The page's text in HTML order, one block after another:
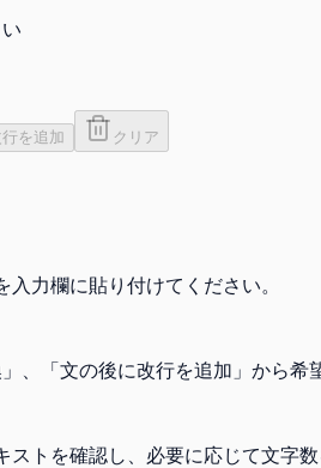
を追加 クリア
力欄に貼り付けてください。
、「文の後に改行を追加」から希
ストを確認し、必要に応じて文字数